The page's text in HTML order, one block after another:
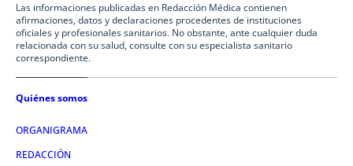
Las informaciones publicadas en Redacción Médica contienen
afirmaciones, datos y declaraciones procedentes de instituciones
oficiales y profesionales sanitarios. No obstante, ante cualquier duda
relacionada con su salud, consulte con su especialista sanitario
correspondiente.
Quiénes somos
ORGANIGRAMA
REDACCIÓN